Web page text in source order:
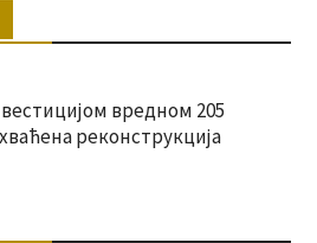
вредном 205
реконструкција